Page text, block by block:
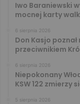
Iwo Baraniewski
mocnej karty walk
6 sierpnia 2026
Don Kasjo
przeciwnikiem
6 sierpnia 2026
Niepokonany
KSW 122 zmierzy
5 sierpnia 2026